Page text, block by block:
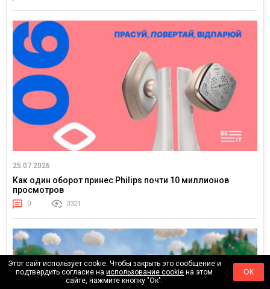
25.07.2026
Как один оборот принес Philips почти 10 миллионов
просмотров
0 3321
Этот сайт использует cookie. Чтобы закрыть это сообщение и
подтвердить согласие наиспользование cookie на этом
сайте, нажмите кнопку "Ок".
ОК